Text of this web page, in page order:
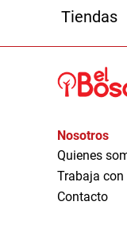
Tiendas
Nosotros
Quienes
Trabaja
Contacto